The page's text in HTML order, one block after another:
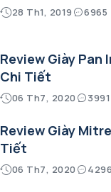
28 Th1, 2019 6965
Review Giày
Chi Tiết
06 Th7, 2020 3991
Review Giày
Tiết
06 Th7, 2020 4296